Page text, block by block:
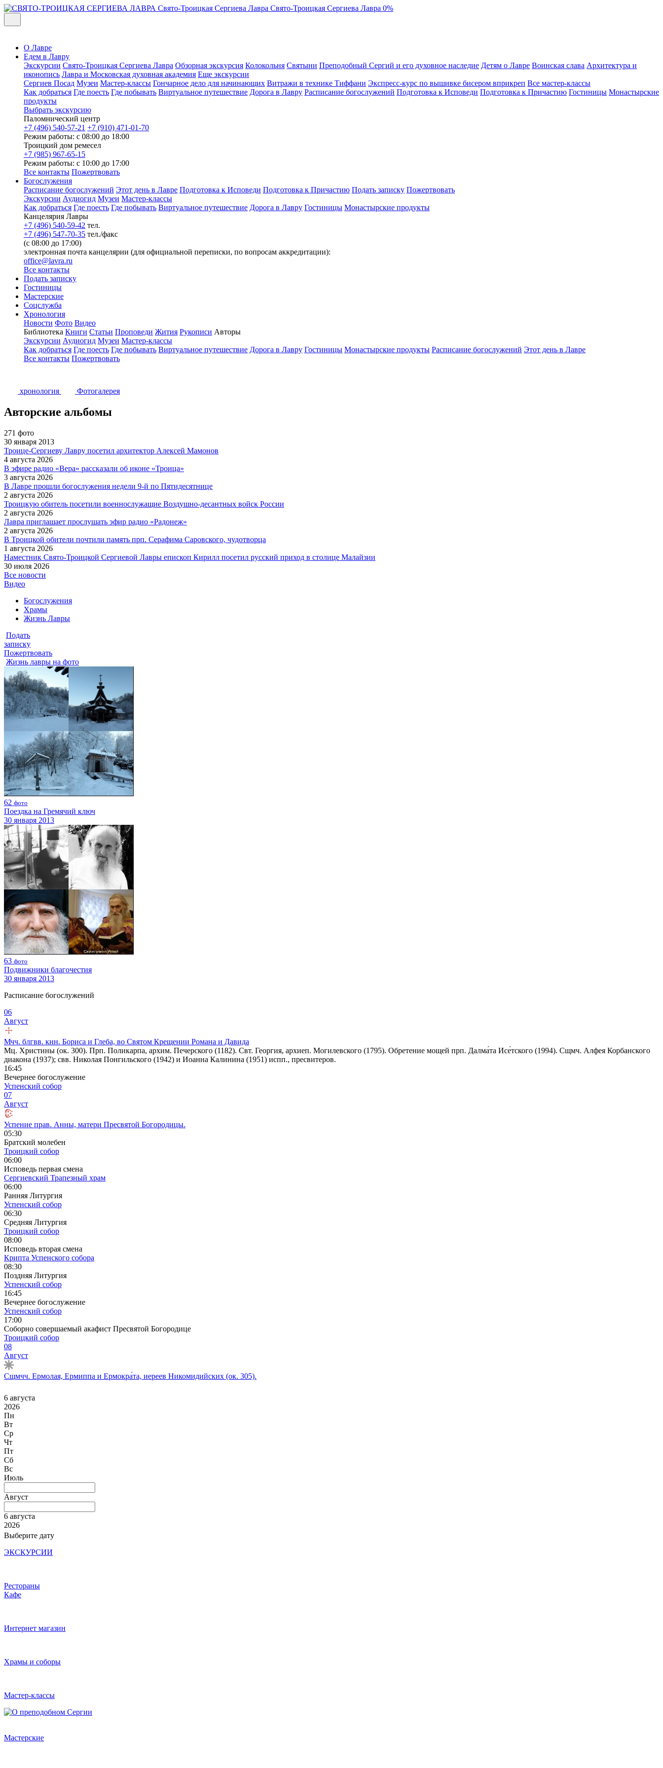
Свято-Троицкая Сергиева Лавра Свято-Троицкая Сергиева Лавра 0%
О Лавре
Едем в Лавру
Экскурсии Свято-Троицкая Сергиева Лавра Обзорная экскурсия Колокольня Святыни Преподобный Сергий и его духовное наследие Детям о Лавре Воинская слава Архитектура и
иконопись Лавра и Московская духовная академия Еще экскурсии
Сергиев Посад Музеи Мастер-классы Гончарное дело для начинающих Витражи в технике Тиффани Экспресс-курс по вышивке бисером вприкреп Все мастер-классы
Как добраться Где поесть Где побывать Виртуальное путешествие Дорога в Лавру Расписание богослужений Подготовка к Исповеди Подготовка к Причастию Гостиницы Монастырские
продукты
Выбрать экскурсию
Паломнический центр
+7 (496) 540-57-21 +7 (910) 471-01-70
Режим работы: с 08:00 до 18:00
Троицкий дом ремесел
+7 (985) 967-65-15
Режим работы: с 10:00 до 17:00
Все контакты Пожертвовать
Богослужения
Расписание богослужений Этот день в Лавре Подготовка к Исповеди Подготовка к Причастию Подать записку Пожертвовать
Экскурсии Аудиогид Музеи Мастер-классы
Как добраться Где поесть Где побывать Виртуальное путешествие Дорога в Лавру Гостиницы Монастырские продукты
Канцелярия Лавры
+7 (496) 540-59-42 тел.
+7 (496) 547-70-35 тел./факс
(с 08:00 до 17:00)
электронная почта канцелярии (для официальной переписки, по вопросам аккредитации):
office@lavra.ru
Все контакты
Подать записку
Гостиницы
Мастерские
Соцслужба
Хронология
Новости Фото Видео
Библиотека Книги Статьи Проповеди Жития Рукописи Авторы
Экскурсии Аудиогид Музеи Мастер-классы
Как добраться Где поесть Где побывать Виртуальное путешествие Дорога в Лавру Гостиницы Монастырские продукты Расписание богослужений Этот день в Лавре
Все контакты Пожертвовать
хронология Фотогалерея
Авторские альбомы
271 фото
30 января 2013
Троице-Сергиеву Лавру посетил архитектор Алексей Мамонов
4 августа 2026
В эфире радио «Вера» рассказали об иконе «Троица»
3 августа 2026
В Лавре прошли богослужения недели 9-й по Пятидесятнице
2 августа 2026
Троицкую обитель посетили военнослужащие Воздушно-десантных войск России
2 августа 2026
Лавра приглашает прослушать эфир радио «Радонеж»
2 августа 2026
В Троицкой обители почтили память прп. Серафима Саровского, чудотворца
1 августа 2026
Наместник Свято-Троицкой Сергиевой Лавры епископ Кирилл посетил русский приход в столице Малайзии
30 июля 2026
Все новости
Видео
Богослужения
Храмы
Жизнь Лавры
Подать
записку
Пожертвовать
Жизнь лавры на фото
62 фото
Поездка на Гремячий ключ
30 января 2013
63 фото
Подвижники благочестия
30 января 2013
Расписание богослужений
06
Август
Мчч. блгвв. кнн. Бориса и Глеба, во Святом Крещении Романа и Давида
Мц. Христины (ок. 300). Прп. Поликарпа, архим. Печерского (1182). Свт. Георгия, архиеп. Могилевского (1795). Обретение мощей прп. Далма́та Исе́тского (1994). Сщмч. Алфея Корбанского
диакона (1937); свв. Николая Понгильского (1942) и Иоанна Калинина (1951) испп., пресвитеров.
16:45
Вечернее богослужение
Успенский собор
07
Август
Успение прав. Анны, матери Пресвятой Богородицы.
05:30
Братский молебен
Троицкий собор
06:00
Исповедь первая смена
Сергиевский Трапезный храм
06:00
Ранняя Литургия
Успенский собор
06:30
Средняя Литургия
Троицкий собор
08:00
Исповедь вторая смена
Крипта Успенского собора
08:30
Поздняя Литургия
Успенский собор
16:45
Вечернее богослужение
Успенский собор
17:00
Соборно совершаемый акафист Пресвятой Богородице
Троицкий собор
08
Август
Сщмчч. Ермолая, Ермиппа и Ермокра́та, иереев Никомидийских (ок. 305).
6 августа
2026
Пн
Вт
Ср
Чт
Пт
Сб
Вс
Июль
Август
6 августа
2026
Выберите дату
ЭКСКУРСИИ
Рестораны
Кафе
Интернет магазин
Храмы и соборы
Мастер-классы
Мастерские